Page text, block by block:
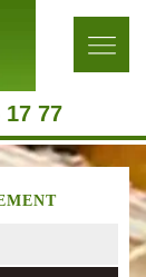
17 77